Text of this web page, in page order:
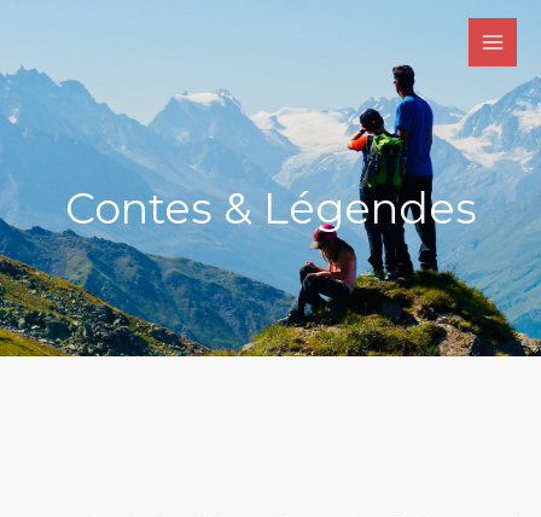
contenu
Main
Contes & Légendes